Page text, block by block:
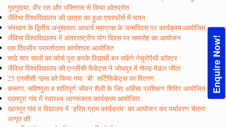
Enquire Now!
गुदगुदाया, वीर रस और भक्तिरस से किया ओतप्रोत
जैविभा विश्वविद्यालय की छात्रा का हुआ एयरफोर्स में चयन
संस्थान के द्वितीय अनुशास्ता आचार्य महाप्रज्ञ के जन्मदिवस पर कार्यक्रम आयोजित
जैविभा विश्वविद्यालय में अंतरराष्ट्रीय योग दिवस पर समारोह का आयोजन
एक दिवसीय परामर्शदाता कार्यशाला आयोजित
साढे चार सालों का कोर्स पूरा करके विद्यार्थी बन सकेंगे नेचुरोपैथी डाॅक्टर
जैविभा विश्वविद्यालय की एनसीसी कैडेट्स ने जोधपुर में गोल्ड मैडल जीता
25 एनसीसी गल्र्स को किया गया ‘बी’ सर्टिफिकेट्स का वितरण
करूणा, सहिष्णुता व शांतिपूर्ण जीवन शैली के लिए अहिंसा प्रशिक्षण शिविर आयोजित
पदमपुरा गांव में स्वास्थ्य जागरूकता कार्यक्रम आयोजित
खानपुर गांव व विद्यालय में ‘हरित ग्राम कार्यक्रम’ का आयोजन कर पर्यावरण चेतना
जागृत की